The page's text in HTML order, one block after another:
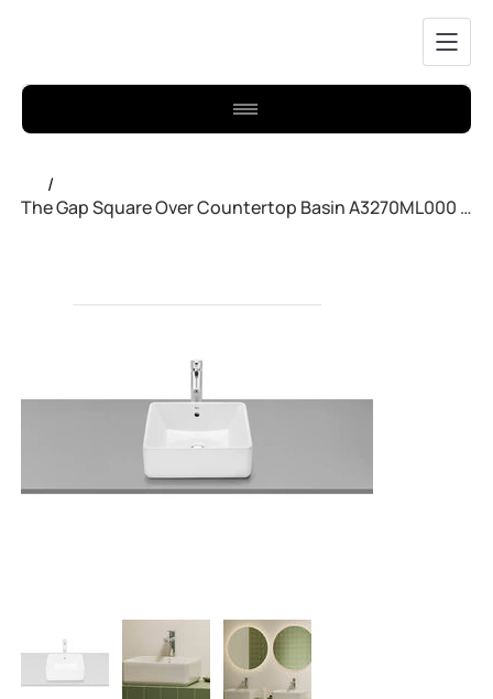
/
The Gap Square Over Countertop Basin A3270ML000 Roca White